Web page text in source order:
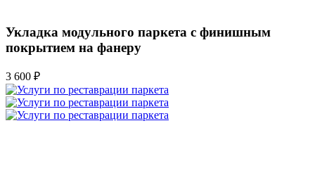
Укладка модульного паркета с финишным
покрытием на фанеру
3 600 ₽